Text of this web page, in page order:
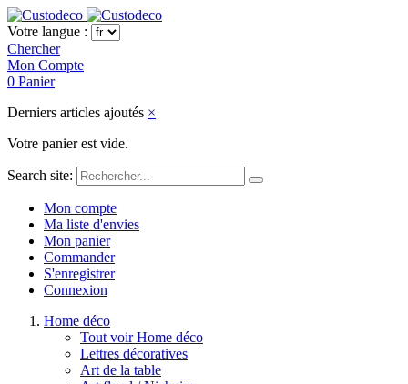
Votre langue :
Chercher
Mon Compte
0 Panier
Derniers articles ajoutés ×
Votre panier est vide.
Search site:
Mon compte
Ma liste d'envies
Mon panier
Commander
S'enregistrer
Connexion
Home déco
Tout voir Home déco
Lettres décoratives
Art de la table